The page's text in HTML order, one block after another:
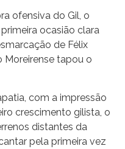
ofensiva do Gil, o
ocasião clara
de Félix
Moreirense tapou o
com a impressão
crescimento gilista, o
distantes da
pela primeira vez